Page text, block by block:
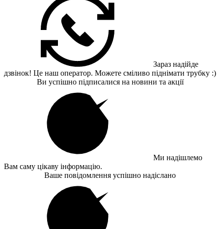
Зараз надійде
дзвінок! Це наш оператор. Можете сміливо піднімати трубку :)
Ви успішно підписалися на новини та акції
Ми надішлемо
Вам саму цікаву інформацію.
Ваше повідомлення успішно надіслано